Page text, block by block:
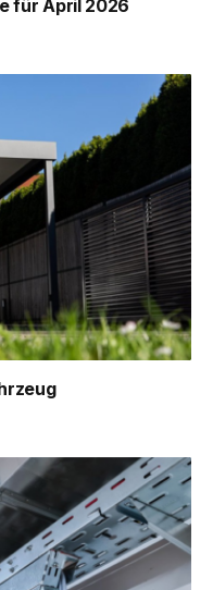
für April 2026